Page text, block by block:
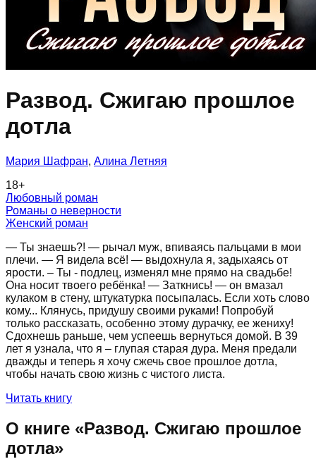
Развод. Сжигаю прошлое
дотла
Мария Шафран, Алина Летняя
18+
Любовный роман
Романы о неверности
Женский роман
— Ты знаешь?! — рычал муж, впиваясь пальцами в мои
плечи. — Я видела всё! — выдохнула я, задыхаясь от
ярости. – Ты - подлец, изменял мне прямо на свадьбе!
Она носит твоего ребёнка! — Заткнись! — он вмазал
кулаком в стену, штукатурка посыпалась. Если хоть слово
кому... Клянусь, придушу своими руками! Попробуй
только рассказать, особенно этому дурачку, ее жениху!
Сдохнешь раньше, чем успеешь вернуться домой. В 39
лет я узнала, что я – глупая старая дура. Меня предали
дважды и теперь я хочу сжечь свое прошлое дотла,
чтобы начать свою жизнь с чистого листа.
Читать книгу
О книге «Развод. Сжигаю прошлое
дотла»